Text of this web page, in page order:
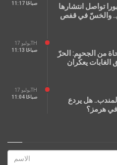
11:17 صباحًا
تواصل انتشارها
والخسّ في قفص
يوليو 17TH
11:13 صباحًا
من الجحيم: الحرّ
الغابات يعكّران
يوليو 17TH
11:04 صباحًا
المندب.. هل يردع
هرمز؟